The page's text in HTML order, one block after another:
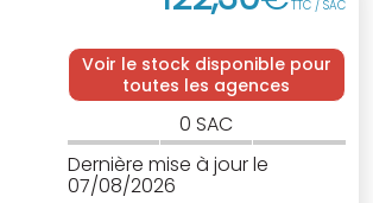
TTC / SAC
Voir le stock disponible pour
toutes les agences
0 SAC
Dernière mise à jour le
07/08/2026